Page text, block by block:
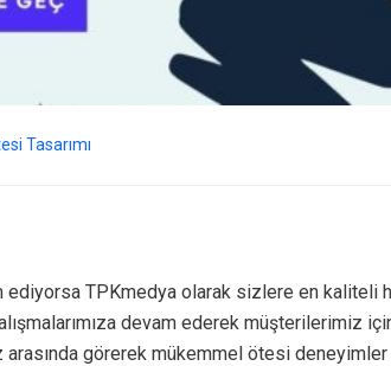
Tasarımı
ediyorsa TPKmedya olarak sizlere en kaliteli
devam ederek
görerek mükemmel ötesi deneyimler